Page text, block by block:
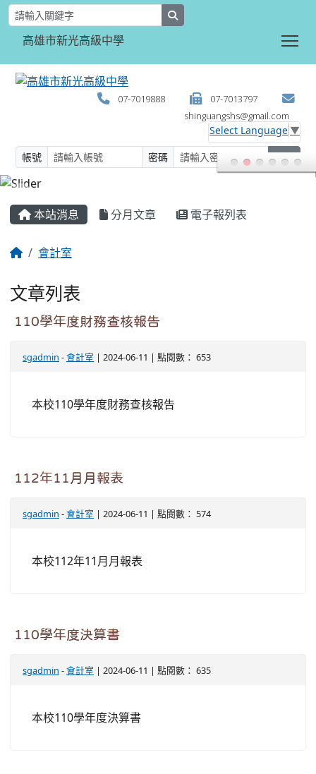
高雄市新光高級中學
07-7019888
07-7013797
shinguangshs@gmail.com
Select Language ▼
帳號
密碼 登入
本站消息 分月文章 電子報列表
會計室
文章列表
110學年度財務查核報告
sgadmin -會計室 | 2024-06-11 | 點閱數： 653
本校110學年度財務查核報告
112年11月月報表
sgadmin -會計室 | 2024-06-11 | 點閱數： 574
本校112年11月月報表
110學年度決算書
sgadmin -會計室 | 2024-06-11 | 點閱數： 635
本校110學年度決算書